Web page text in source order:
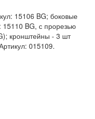
15106 BG; боковые
15110 BG, с прорезью
кронштейны - 3 шт
015109.